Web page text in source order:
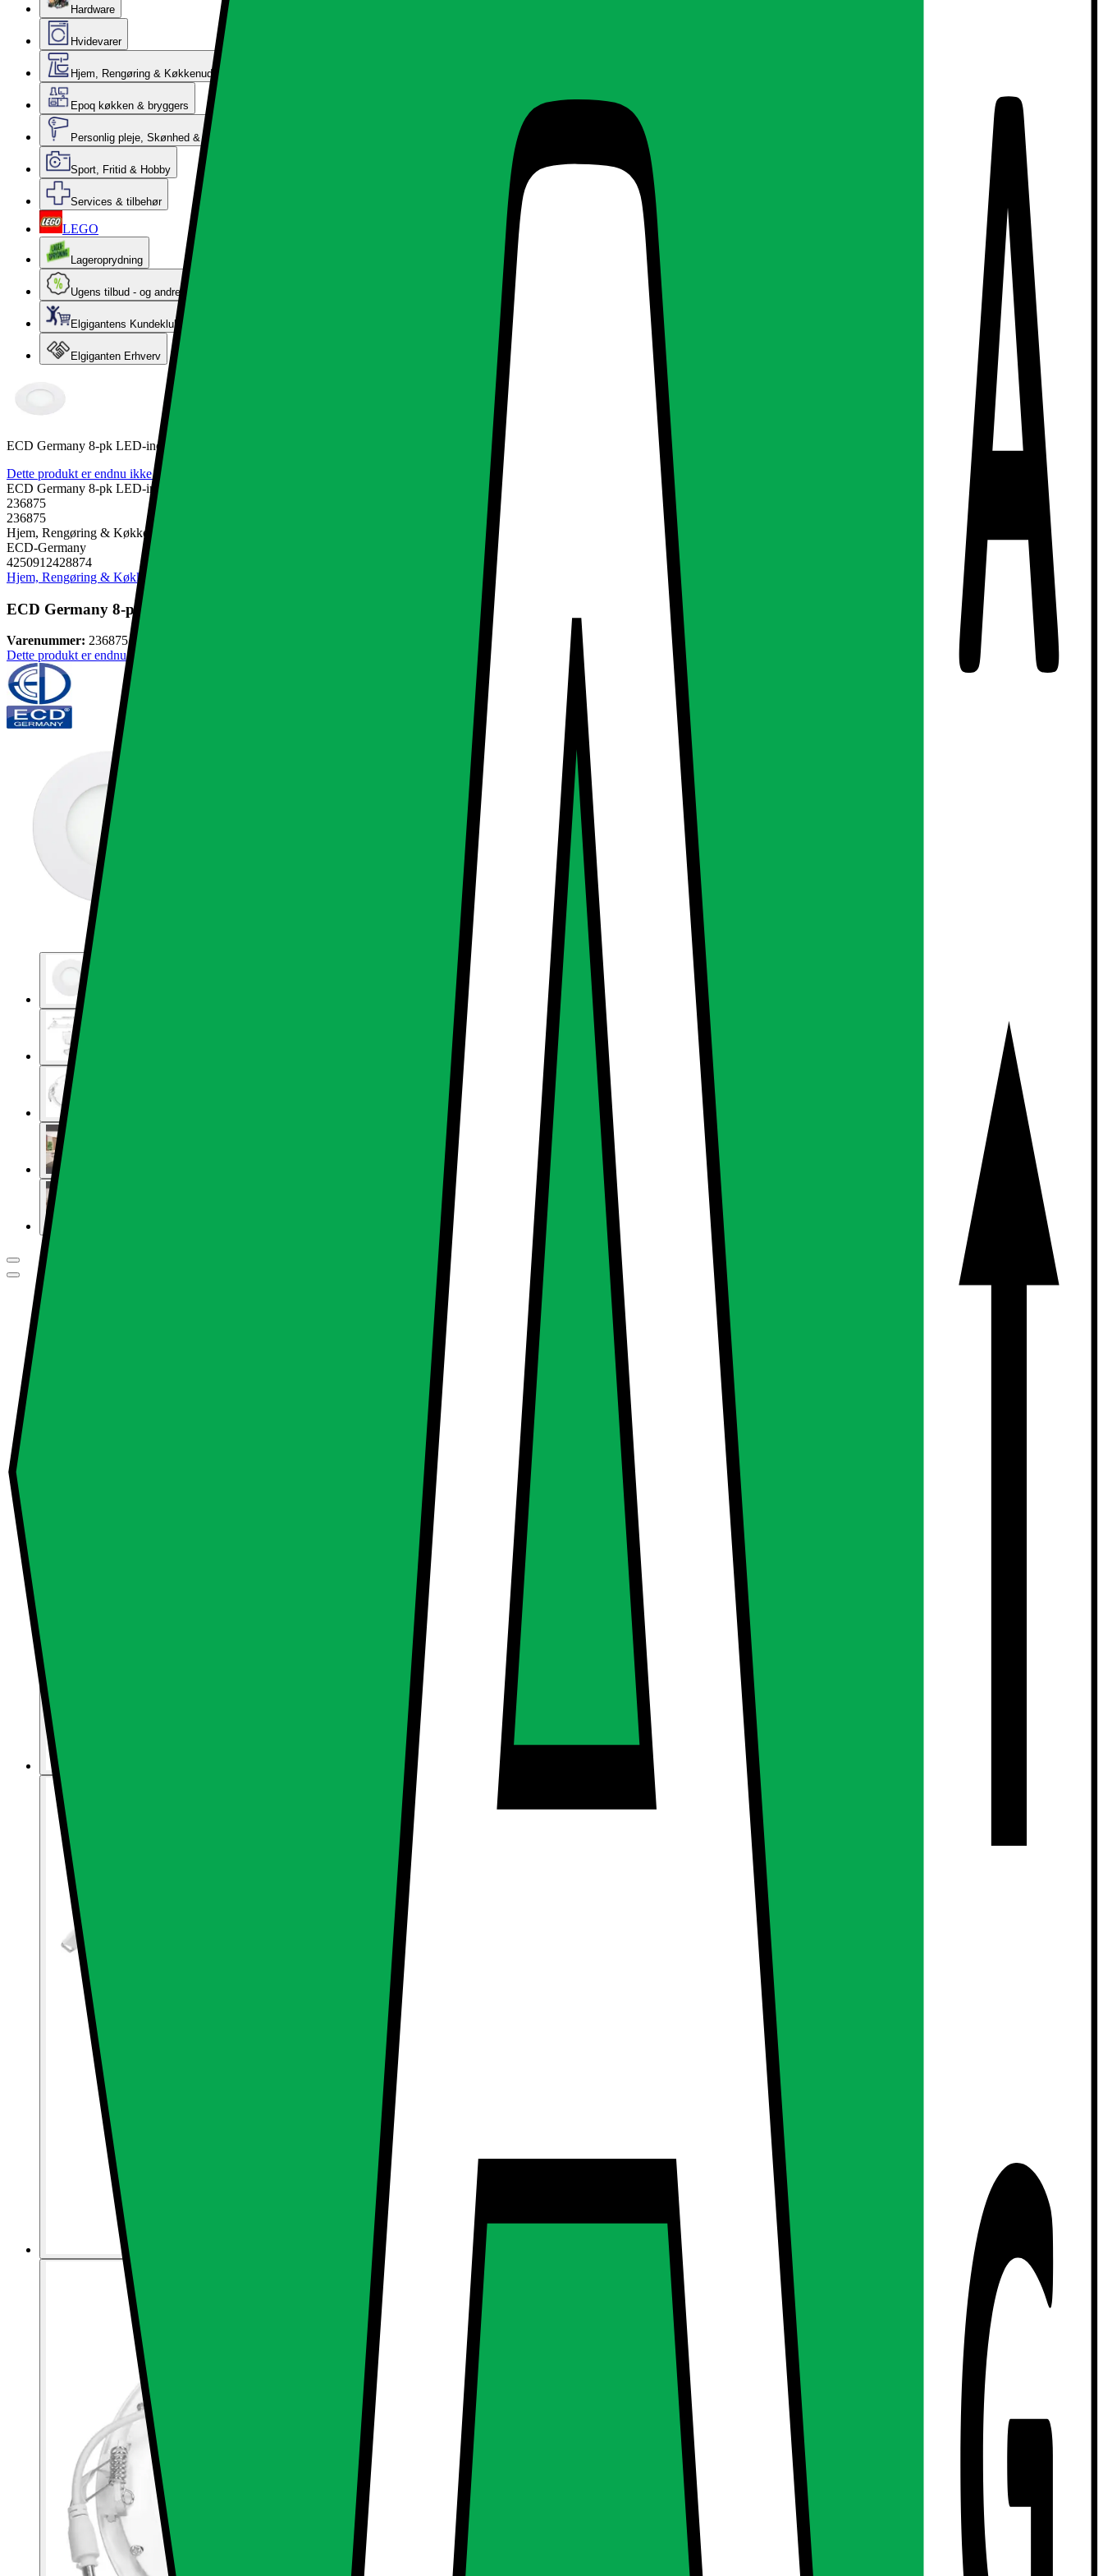
Hardware
Hvidevarer
Hjem, Rengøring & Køkkenudstyr
Epoq køkken & bryggers
Personlig pleje, Skønhed & Velvære
Sport, Fritid & Hobby
Services & tilbehør
LEGO
Lageroprydning
Ugens tilbud - og andre gode priser
Elgigantens Kundeklub
Elgiganten Erhverv
ECD Germany 8-pk LED-indbygget spotlight 3W erstatter 25W halogen - flad
Dette produkt er endnu ikke blevet bedømt.
ECD Germany 8-pk LED-indbygget spotlight 3W erstatter 25W halogen - flad
236875
236875
Hjem, Rengøring & Køkkenudstyr, El & belysning, Lamper & belysning, LED-pære & elpære
ECD-Germany
4250912428874
Hjem, Rengøring & Køkkenudstyr
ECD Germany 8-pk LED-indbygget spotlight 3W erstatter 25W halogen - flad
Varenummer: 236875
Dette produkt er endnu ikke blevet bedømt.